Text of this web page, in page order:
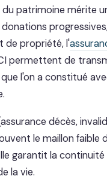
du patrimoine mérite
de propriété, l'
permettent de
l'on a constitué
décès,
le maillon faible
garantit la
la vie.